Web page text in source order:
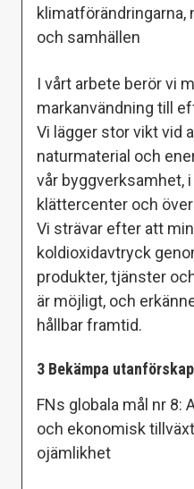
klimatförändringarna,
och samhällen
I vårt arbete berör vi
markanvändning till
Vi lägger stor vikt vid
naturmaterial och
vår byggverksamhet,
klättercenter och
Vi strävar efter att
koldioxidavtryck
produkter, tjänster
är möjligt, och
hållbar framtid.
3 Bekämpa utanförskap
FNs globala mål nr 8:
och ekonomisk
ojämlikhet